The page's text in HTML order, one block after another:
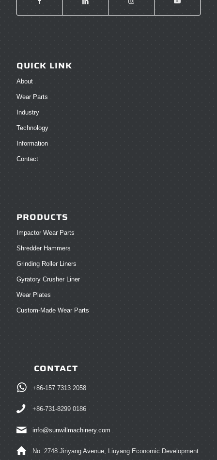
QUICK LINK
About
Wear Parts
Industry
Technology
Information
Contact
PRODUCTS
Impactor Wear Parts
Shredder Hammers
Grinding Roller Liners
Gyratory Crusher Liner
Wear Plates
Custom-Made Wear Parts
CONTACT
+86-157 7313 2058
+86-731-8299 0186
info@sunwillmachinery.com
No. 2748 Jinyang Avenue, Liuyang Economic Development